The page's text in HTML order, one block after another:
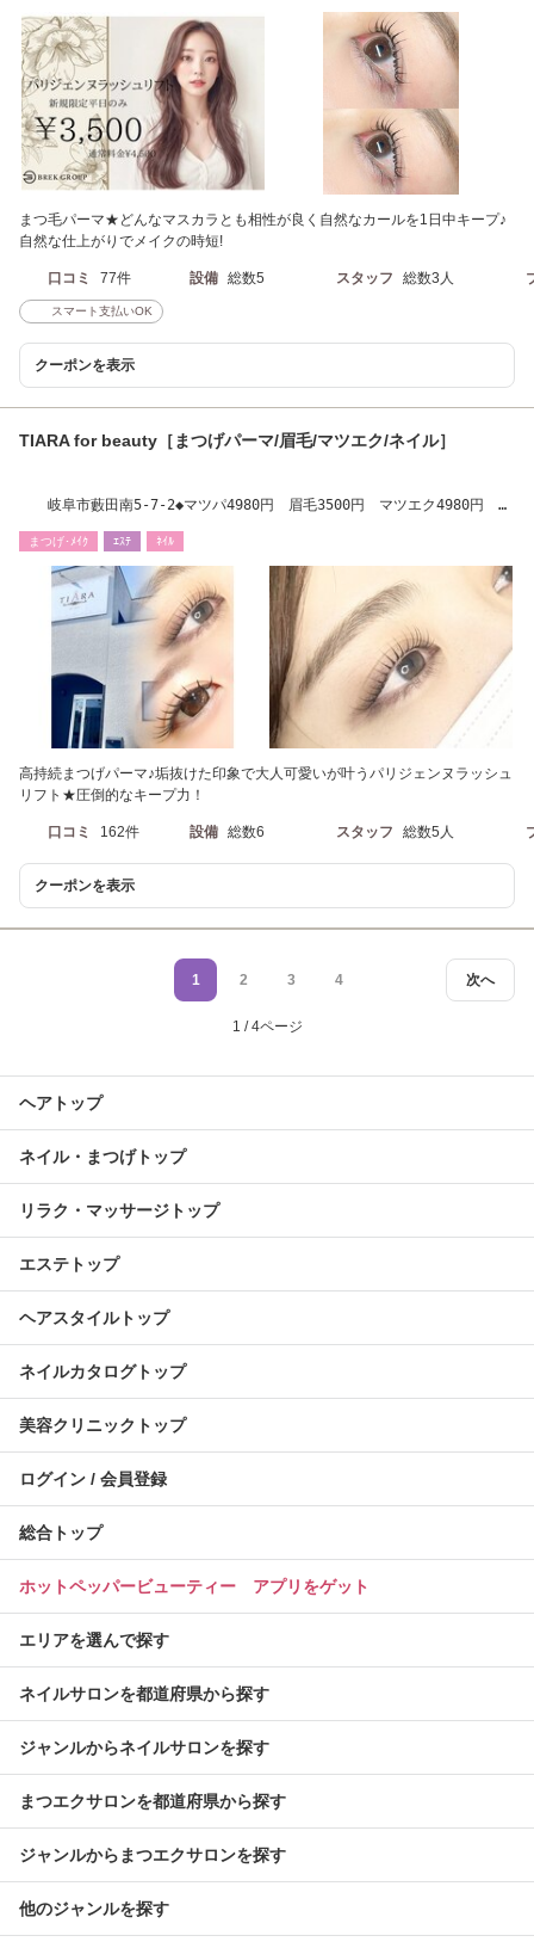
まつ毛パーマ★どんなマスカラとも相性が良く自然なカールを1日中キープ♪
自然な仕上がりでメイクの時短!
口コミ 77件 設備 総数5 スタッフ 総数3人
スマート支払いOK
クーポンを表示
TIARA for beauty［まつげパーマ/眉毛/マツエク/ネイル］
岐阜市藪田南5‐7‐2◆マツパ4980円 眉毛3500円 マツエク4980円
まつげ･ﾒｲｸ ｴｽﾃ ﾈｲﾙ
高持続まつげパーマ♪垢抜けた印象で大人可愛いが叶うパリジェンヌラッシュ
リフト★圧倒的なキープ力！
口コミ 162件 設備 総数6 スタッフ 総数5人
クーポンを表示
次へ
1 2 3 4
1 / 4ページ
ヘアトップ
ネイル・まつげトップ
リラク・マッサージトップ
エステトップ
ヘアスタイルトップ
ネイルカタログトップ
美容クリニックトップ
ログイン / 会員登録
総合トップ
ホットペッパービューティー アプリをゲット
エリアを選んで探す
ネイルサロンを都道府県から探す
ジャンルからネイルサロンを探す
まつエクサロンを都道府県から探す
ジャンルからまつエクサロンを探す
他のジャンルを探す